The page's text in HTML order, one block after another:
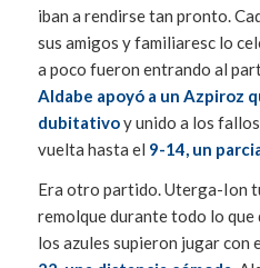
iban a rendirse tan pronto.
sus amigos y familiaresc lo
a poco fueron entrando al
Aldabe apoyó a un Azpiroz
dubitativoy unido a los
vuelta hasta el 9-14, un
Era otro partido. Uterga-Ion
remolque durante todo lo que
los azules supieron jugar con